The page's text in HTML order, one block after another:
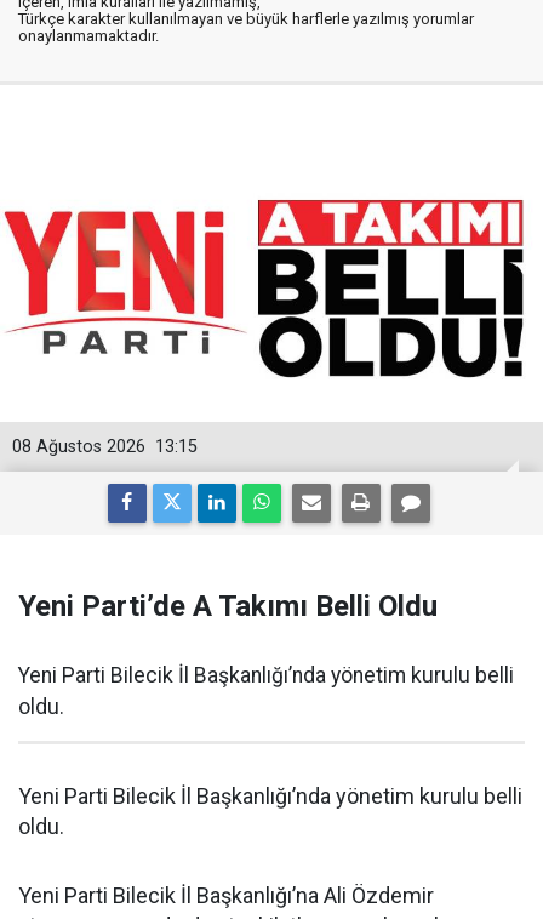
Türkçe karakter kullanılmayan ve büyük harflerle yazılmış yorumlar
onaylanmamaktadır.
13:15
08 Ağustos 2026
Yeni Parti’de A Takımı Belli Oldu
Yeni Parti Bilecik İl Başkanlığı’nda yönetim kurulu belli
oldu.
Yeni Parti Bilecik İl Başkanlığı’nda yönetim kurulu belli
oldu.
Yeni Parti Bilecik İl Başkanlığı’na Ali Özdemir